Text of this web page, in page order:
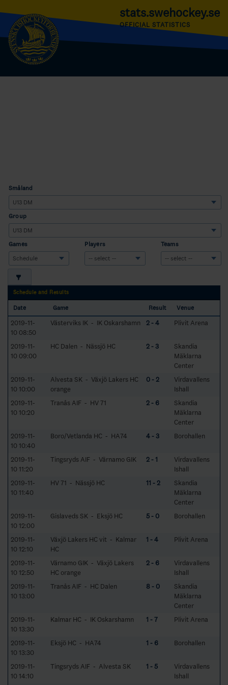
stats.swehockey.se
OFFICIAL STATISTICS
Småland
Group
Games Players Teams
Schedule and Results
Date Game Result Venue
2019-11-
10 08:50
Västerviks IK - IK Oskarshamn 2 - 4 Plivit Arena
2019-11-
10 09:00
HC Dalen - Nässjö HC 2 - 3
Skandia
Mäklarna
Center
2019-11-
10 10:00
Alvesta SK - Växjö Lakers HC
orange
0 - 2
Virdavallens
Ishall
2019-11-
10 10:20
Tranås AIF - HV 71 2 - 6
Skandia
Mäklarna
Center
2019-11-
10 10:40
Boro/Vetlanda HC - HA74 4 - 3 Borohallen
2019-11-
10 11:20
Tingsryds AIF - Värnamo GIK 2 - 1
Virdavallens
Ishall
2019-11-
10 11:40
HV 71 - Nässjö HC 11 - 2
Skandia
Mäklarna
Center
2019-11-
10 12:00
Gislaveds SK - Eksjö HC 5 - 0 Borohallen
2019-11-
10 12:10
Växjö Lakers HC vit - Kalmar
HC
1 - 4 Plivit Arena
2019-11-
10 12:50
Värnamo GIK - Växjö Lakers
HC orange
2 - 6
Virdavallens
Ishall
2019-11-
10 13:00
Tranås AIF - HC Dalen 8 - 0
Skandia
Mäklarna
Center
2019-11-
10 13:30
Kalmar HC - IK Oskarshamn 1 - 7 Plivit Arena
2019-11-
10 13:30
Eksjö HC - HA74 1 - 6 Borohallen
2019-11-
10 14:10
Tingsryds AIF - Alvesta SK 1 - 5
Virdavallens
Ishall